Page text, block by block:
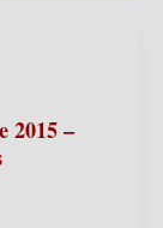
2015 –